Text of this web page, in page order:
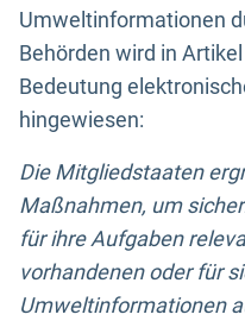
Umweltinformationen
Behörden wird in
Bedeutung
hingewiesen:
Die Mitgliedstaaten
Maßnahmen, um
für ihre Aufgaben
vorhandenen oder für
Umweltinformationen